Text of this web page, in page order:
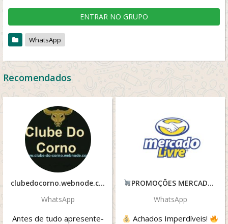
ENTRAR NO GRUPO
WhatsApp
Recomendados
clubedocorno.webnode.com
WhatsApp
Antes de tudo apresente-
PROMOÇÕES MERCADO LIVRE
WhatsApp
Achados Imperdíveis!